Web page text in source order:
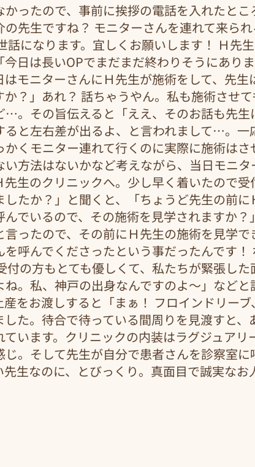
かったので、事前に挨拶の電話を入れたと
の先生ですね？ モニターさんを連れて来ら
話になります。宜しくお願いします！ Ｈ先
日は長いOPでまだまだ終わりそうにあり
モニターさんにＨ先生が施術をして、先生
？」あれ？ 話ちゃうやん。私も施術させ
…。その旨伝えると「ええ、そのお話も先生
ると左右差が出るよ、と言われまして…。一
かくモニター連れて行くのに実際に施術は
い方法はないかなど考えながら、当日モニ
生のクリニックへ。少し早く着いたので受
たか？」と聞くと、「ちょうど先生の前
でいるので、その施術を見学されますか？
ったので、その前にＨ先生の施術を見学
を呼んでくださったという事だったんです！
付の方もとても優しくて、私たちが緊張した
ね。私、神戸の出身なんですのよ～」など
をお渡しすると「まぁ！ フロインドリーブ
した。待合で待っている間周りを見渡すと、
います。クリニックの内装はラグジュアリ
。そして先生が自分で患者さんを診察室に
先生なのに、とびっくり。真面目で誠実なお